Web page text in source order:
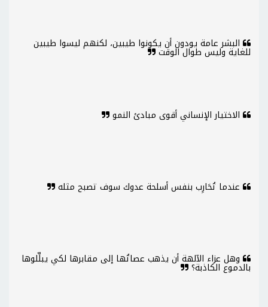
البشر عامة يودون أن يكونوا طيبين، لكنهم ليسوا طيبين
للغاية وليس طوال الوقت
الاختيار الإنساني أقوى مبادئ النمو
عندما تُحَارِب بنفس أسلحة عدوك سوف تصبح مثله
وهل عزاء الآلهة أن يذهب عصاتُها إلى مقابرها لكي يبلِّلوها
بالدموع الكاذبة؟